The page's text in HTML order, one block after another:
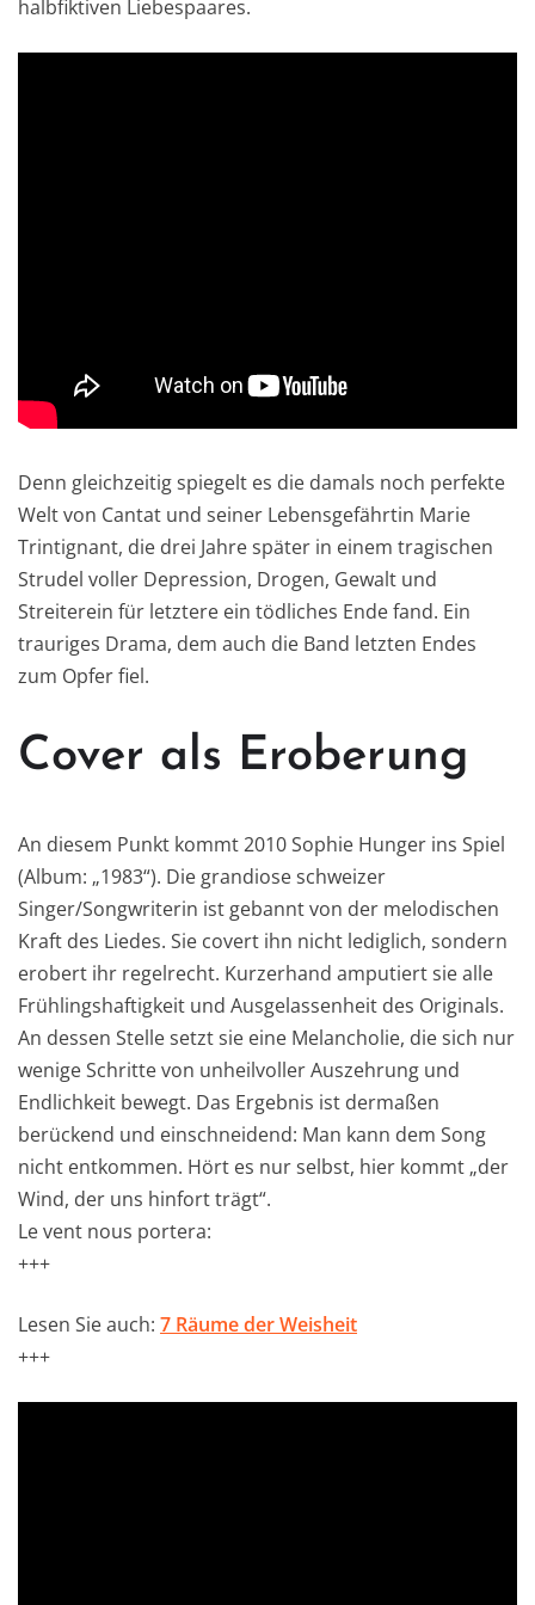
halbfiktiven Liebespaares.
Denn gleichzeitig spiegelt es die damals noch perfekte
Welt von Cantat und seiner Lebensgefährtin Marie
Trintignant, die drei Jahre später in einem tragischen
Strudel voller Depression, Drogen, Gewalt und
Streiterein für letztere ein tödliches Ende fand. Ein
trauriges Drama, dem auch die Band letzten Endes
zum Opfer fiel.
Cover als Eroberung
An diesem Punkt kommt 2010 Sophie Hunger ins Spiel
(Album: „1983“). Die grandiose schweizer
Singer/Songwriterin ist gebannt von der melodischen
Kraft des Liedes. Sie covert ihn nicht lediglich, sondern
erobert ihr regelrecht. Kurzerhand amputiert sie alle
Frühlingshaftigkeit und Ausgelassenheit des Originals.
An dessen Stelle setzt sie eine Melancholie, die sich nur
wenige Schritte von unheilvoller Auszehrung und
Endlichkeit bewegt. Das Ergebnis ist dermaßen
berückend und einschneidend: Man kann dem Song
nicht entkommen. Hört es nur selbst, hier kommt „der
Wind, der uns hinfort trägt“.
Le vent nous portera:
+++
Lesen Sie auch: 7 Räume der Weisheit
+++